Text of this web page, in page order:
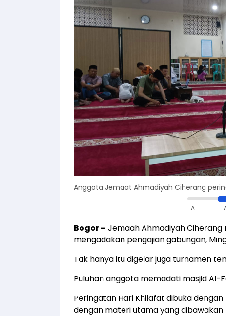
Anggota Jemaat Ahmadiyah Ciherang
A-
Bogor– Jemaah Ahmadiyah
mengadakan pengajian gabungan,
Tak hanya itu digelar juga turnamen
Puluhan anggota memadati masjid
Peringatan Hari Khilafat dibuka
dengan materi utama yang dibawakan